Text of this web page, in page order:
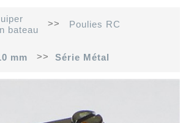
bateau
>> Poulies RC
mm >> Série Métal